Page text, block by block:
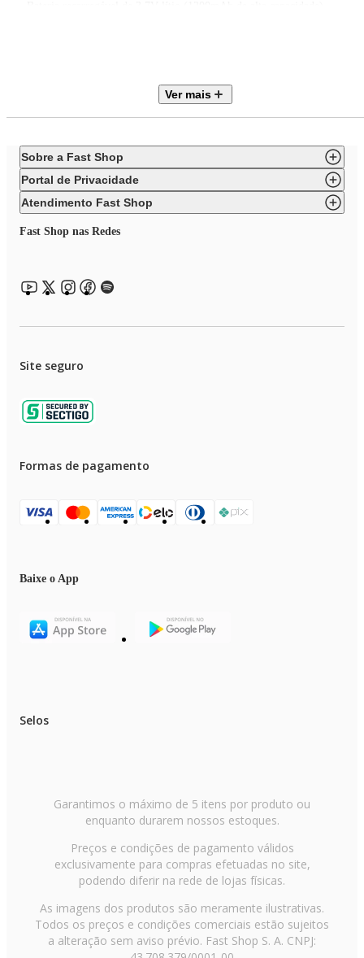
- Dimensões do Carro: 19 x 18 x 38cm aprox.
- EAN: 7899403217657
- Marca: Replay Kids
Imagens meramente ilustrativas, as cores e estampas podem variar de
com o lote do fabricante.
Ver mais
Sobre a Fast Shop
Portal de Privacidade
Atendimento Fast Shop
Fast Shop nas Redes
Site seguro
Formas de pagamento
Baixe o App
Selos
Garantimos o máximo de 5 itens por produto ou
enquanto durarem nossos estoques.
Preços e condições de pagamento válidos
exclusivamente para compras efetuadas no site,
podendo diferir na rede de lojas físicas.
As imagens dos produtos são meramente ilustrativas.
Todos os preços e condições comerciais estão sujeitos
a alteração sem aviso prévio. Fast Shop S. A. CNPJ: